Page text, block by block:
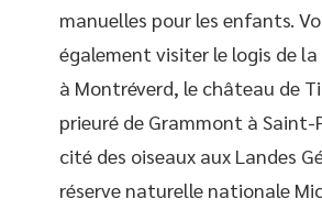
manuelles pour les enfants.
également visiter le logis de
à Montréverd, le château de
prieuré de Grammont à
cité des oiseaux aux Landes
réserve naturelle nationale